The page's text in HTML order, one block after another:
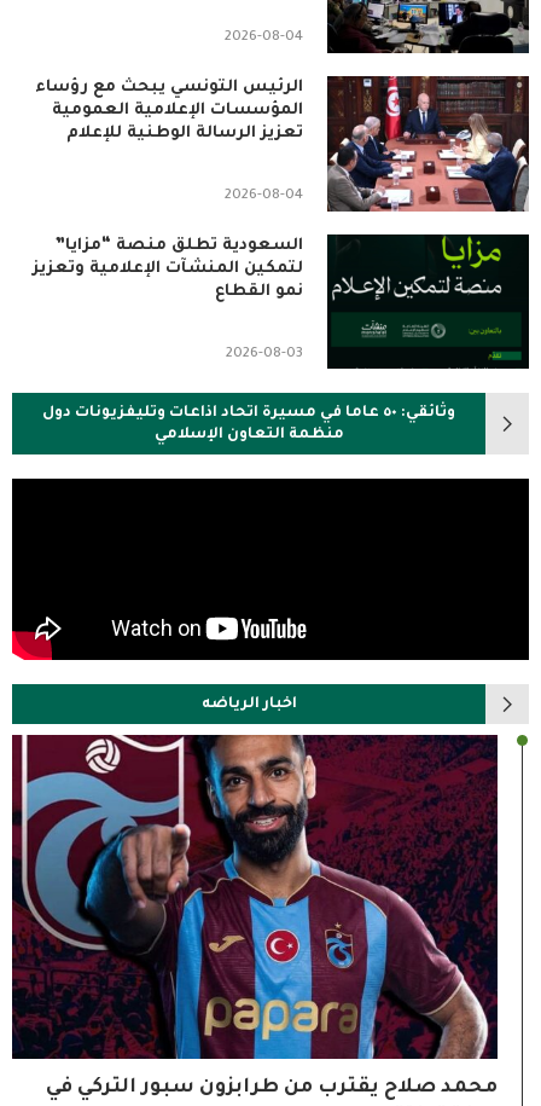
2026-08-04
الرئيس التونسي يبحث مع رؤساء
المؤسسات الإعلامية العمومية
تعزيز الرسالة الوطنية للإعلام
2026-08-04
السعودية تطلق منصة “مزايا”
لتمكين المنشآت الإعلامية وتعزيز
نمو القطاع
2026-08-03
وثائقي: ٥٠ عاما في مسيرة اتحاد اذاعات وتليفزيونات دول
منظمة التعاون الإسلامي
اخبار الرياضه
محمد صلاح يقترب من طرابزون سبور التركي في